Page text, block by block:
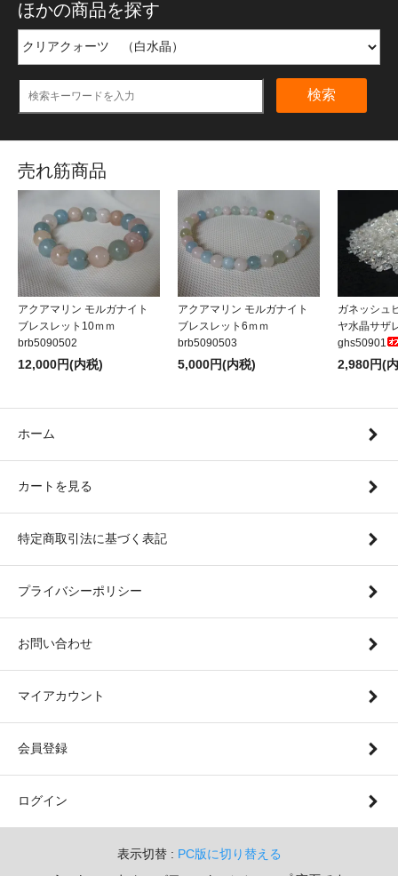
ほかの商品を探す
検索
売れ筋商品
アクアマリン モルガナイト
ブレスレット10ｍｍ
brb5090502
12,000円(内税)
アクアマリン モルガナイト
ブレスレット6ｍｍ
brb5090503
5,000円(内税)
ガネッシュ
ヤ水晶サザ
ghs50901
2,980円(
ホーム
カートを見る
特定商取引法に基づく表記
プライバシーポリシー
お問い合わせ
マイアカウント
会員登録
ログイン
表示切替 : PC版に切り替える